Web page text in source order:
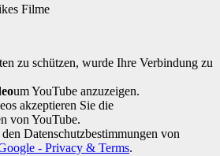
Filme
zu schützen, wurde Ihre Verbindung zu
um YouTube anzuzeigen.
akzeptieren Sie die
von YouTube.
Datenschutzbestimmungen von
- Privacy & Terms.